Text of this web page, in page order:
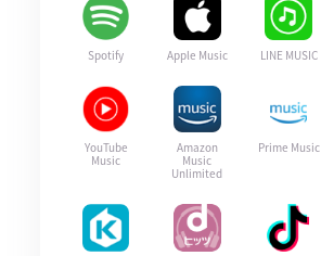
Spotify Apple Music LINE MUSIC
YouTube
Music
Amazon
Music
Unlimited
Prime Music